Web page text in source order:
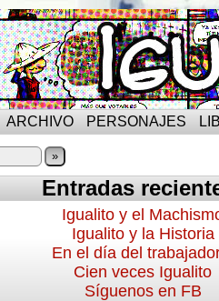
ARCHIVO PERSONAJES
»
Entradas
Igualito y el
Igualito y la Historia
En el día del
Cien veces Igualito
Síguenos en FB